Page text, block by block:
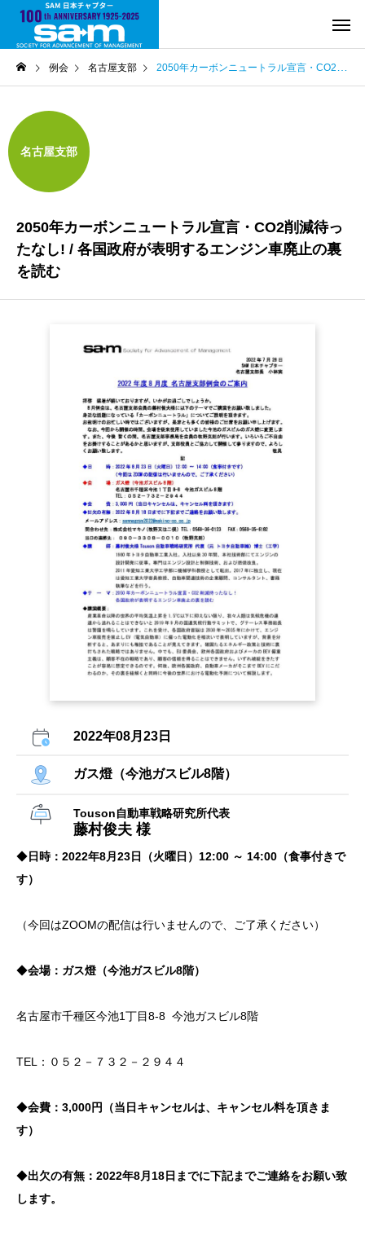
例会 名古屋支部 2050年カーボンニュートラル宣言・CO2削減待ったなし! / 各国政府が表明するエンジン車廃止の裏を読む
名古屋支部
2050年カーボンニュートラル宣言・CO2削減待っ
たなし! / 各国政府が表明するエンジン車廃止の裏
を読む
2022年08月23日
ガス燈（今池ガスビル8階）
Touson自動車戦略研究所代表
藤村俊夫 様
◆日時：2022年8月23日（火曜日）12:00 ～ 14:00（食事付きで
す）
（今回はZOOMの配信は行いませんので、ご了承ください）
◆会場：ガス燈（今池ガスビル8階）
名古屋市千種区今池1丁目8-8 今池ガスビル8階
TEL：０５２－７３２－２９４４
◆会費：3,000円（当日キャンセルは、キャンセル料を頂きま
す）
◆出欠の有無：2022年8月18日までに下記までご連絡をお願い致
します。